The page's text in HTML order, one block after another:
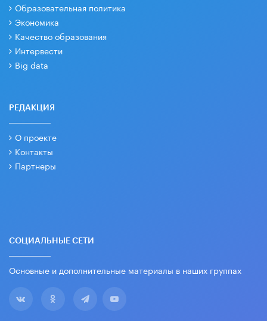
Образовательная политика
Экономика
Качество образования
Интервести
Big data
РЕДАКЦИЯ
О проекте
Контакты
Партнеры
СОЦИАЛЬНЫЕ СЕТИ
Основные и дополнительные материалы в наших группах